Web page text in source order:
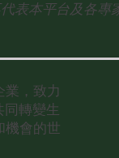
表本平台及各專
，致力
轉變生
機會的世